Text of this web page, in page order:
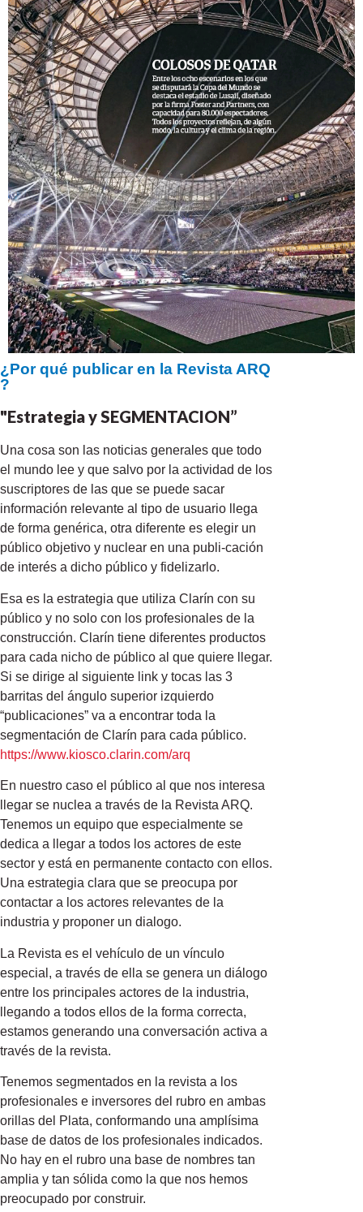
¿Por qué publicar en la Revista ARQ
?
"Estrategia y SEGMENTACION”
Una cosa son las noticias generales que todo
el mundo lee y que salvo por la actividad de los
suscriptores de las que se puede sacar
información relevante al tipo de usuario llega
de forma genérica, otra diferente es elegir un
público objetivo y nuclear en una publi-cación
de interés a dicho público y fidelizarlo.
Esa es la estrategia que utiliza Clarín con su
público y no solo con los profesionales de la
construcción. Clarín tiene diferentes productos
para cada nicho de público al que quiere llegar.
Si se dirige al siguiente link y tocas las 3
barritas del ángulo superior izquierdo
“publicaciones” va a encontrar toda la
segmentación de Clarín para cada público.
https://www.kiosco.clarin.com/arq
En nuestro caso el público al que nos interesa
llegar se nuclea a través de la Revista ARQ.
Tenemos un equipo que especialmente se
dedica a llegar a todos los actores de este
sector y está en permanente contacto con ellos.
Una estrategia clara que se preocupa por
contactar a los actores relevantes de la
industria y proponer un dialogo.
La Revista es el vehículo de un vínculo
especial, a través de ella se genera un diálogo
entre los principales actores de la industria,
llegando a todos ellos de la forma correcta,
estamos generando una conversación activa a
través de la revista.
Tenemos segmentados en la revista a los
profesionales e inversores del rubro en ambas
orillas del Plata, conformando una amplísima
base de datos de los profesionales indicados.
No hay en el rubro una base de nombres tan
amplia y tan sólida como la que nos hemos
preocupado por construir.